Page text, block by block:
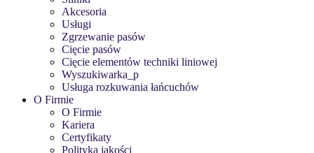
Akcesoria
Usługi
Zgrzewanie pasów
Cięcie pasów
Cięcie elementów techniki liniowej
Wyszukiwarka_p
Usługa rozkuwania łańcuchów
O Firmie
O Firmie
Kariera
Certyfikaty
Polityka jakości